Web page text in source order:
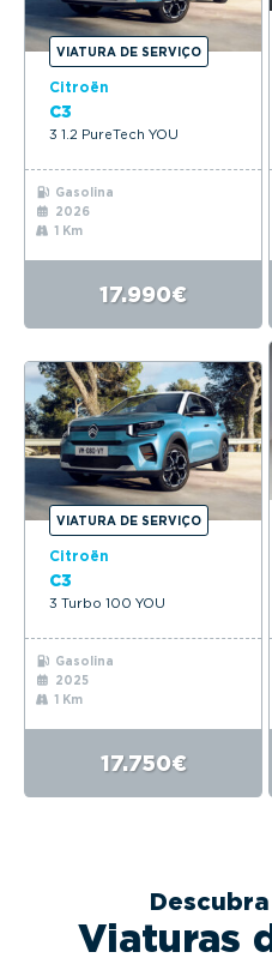
VIATURA DE SERVIÇO
Citroën
C3
3 1.2 PureTech YOU
Gasolina
2026
1 Km
17.990€
VIATURA DE SERVIÇO
Citroën
C3
3 Turbo 100 YOU
Gasolina
2025
1 Km
17.750€
Viaturas